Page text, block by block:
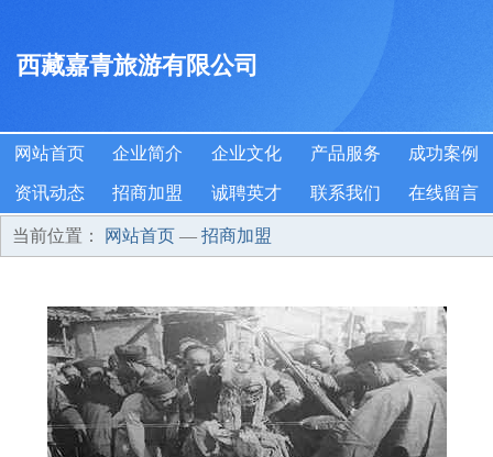
西藏嘉青旅游有限公司
网站首页 企业简介 企业文化 产品服务 成功案例
资讯动态 招商加盟 诚聘英才 联系我们 在线留言
当前位置： 网站首页 — 招商加盟